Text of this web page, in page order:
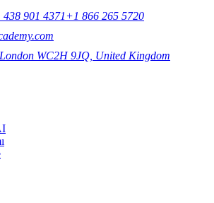
438 901 4371+1 866 265 5720
WC2H 9JQ, United Kingdom